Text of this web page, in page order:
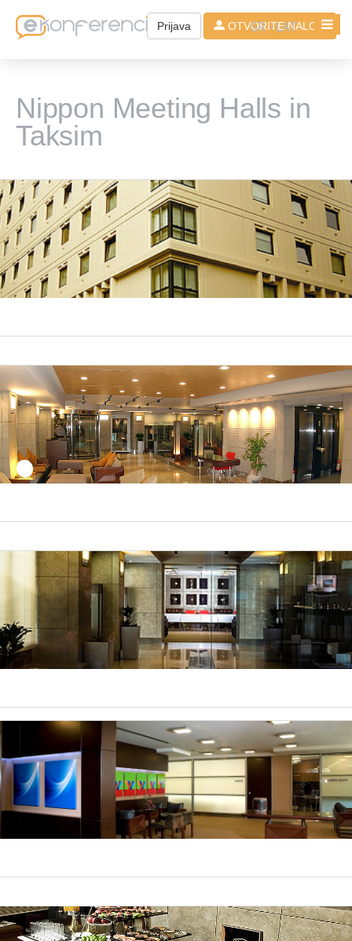
Prijava OTVORITE NALOG
SR - LAT
Nippon Meeting Halls in
Taksim